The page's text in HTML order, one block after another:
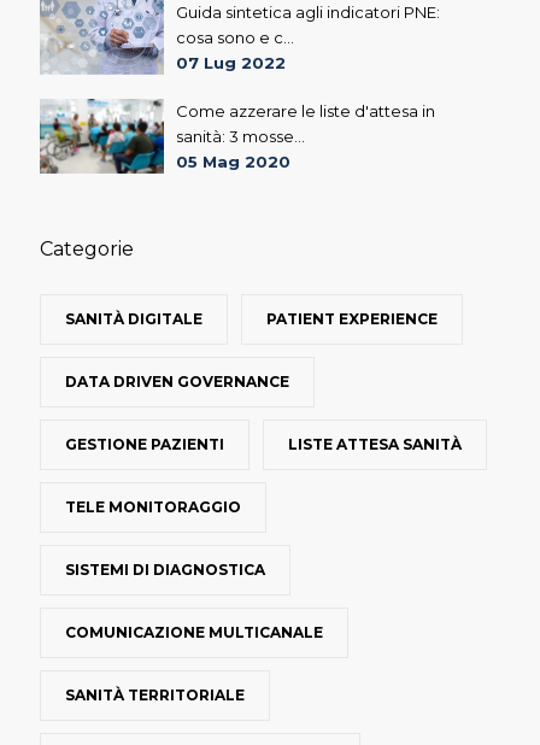
Guida sintetica agli indicatori PNE:
cosa sono e c...
07 Lug 2022
Come azzerare le liste d'attesa in
sanità: 3 mosse...
05 Mag 2020
Categorie
SANITÀ DIGITALE PATIENT EXPERIENCE
DATA DRIVEN GOVERNANCE
GESTIONE PAZIENTI LISTE ATTESA SANITÀ
TELE MONITORAGGIO
SISTEMI DI DIAGNOSTICA
COMUNICAZIONE MULTICANALE
SANITÀ TERRITORIALE